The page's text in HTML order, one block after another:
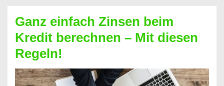
bekommen?
So
ist
es
möglich!
Ganz einfach Zinsen beim
Kredit berechnen – Mit diesen
Regeln!